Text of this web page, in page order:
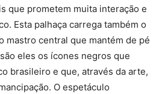
que prometem muita interação e
Esta palhaça carrega também o
mastro central que mantém de pé
eles os ícones negros que
brasileiro e que, através da arte,
O espetáculo